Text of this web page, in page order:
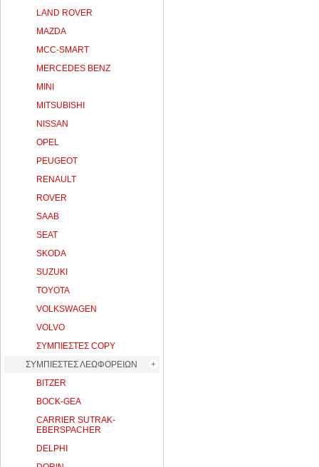
LAND ROVER
MAZDA
MCC-SMART
MERCEDES BENZ
MINI
MITSUBISHI
NISSAN
OPEL
PEUGEOT
RENAULT
ROVER
SAAB
SEAT
SKODA
SUZUKI
TOYOTA
VOLKSWAGEN
VOLVO
ΣΥΜΠΙΕΣΤΕΣ COPY
ΣΥΜΠΙΕΣΤΕΣ ΛΕΩΦΟΡΕΙΩΝ
BITZER
BOCK-GEA
CARRIER SUTRAK-
EBERSPACHER
DELPHI